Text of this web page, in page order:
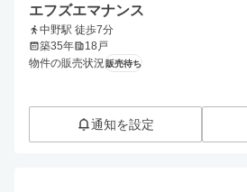
エフズエマナンス
中野駅 徒歩7分
築35年
18戸
物件の販売状況販売待ち
通知を設定